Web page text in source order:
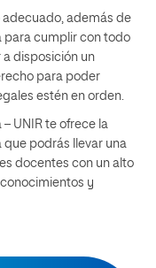
adecuado, además de
para cumplir con todo
disposición un
para poder
estén en orden.
– UNIR te ofrece la
que podrás llevar una
docentes con un alto
y